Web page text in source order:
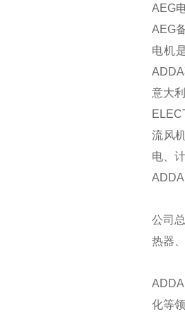
AEG
AEG
电机
意大
流风
电、
公司
热器
化等